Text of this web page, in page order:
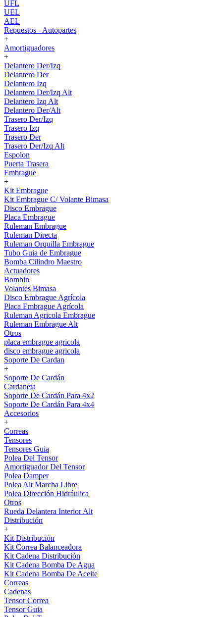
UFL
UEL
AEL
Repuestos - Autopartes
+
Amortiguadores
+
Delantero Der/Izq
Delantero Der
Delantero Izq
Delantero Der/Izq Alt
Delantero Izq Alt
Delantero Der/Alt
Trasero Der/Izq
Trasero Izq
Trasero Der
Trasero Der/Izq Alt
Espolon
Puerta Trasera
Embrague
+
Kit Embrague
Kit Embrague C/ Volante Bimasa
Disco Embrague
Placa Embrague
Ruleman Embrague
Ruleman Directa
Ruleman Orquilla Embrague
Tubo Guia de Embrague
Bomba Cilindro Maestro
Actuadores
Bombin
Volantes Bimasa
Disco Embrague Agrícola
Placa Embrague Agrícola
Ruleman Agricola Embrague
Ruleman Embrague Alt
Otros
placa embrague agricola
disco embrague agricola
Soporte De Cardan
+
Soporte De Cardán
Cardaneta
Soporte De Cardán Para 4x2
Soporte De Cardán Para 4x4
Accesorios
+
Correas
Tensores
Tensores Guia
Polea Del Tensor
Amortiguador Del Tensor
Polea Damper
Polea Alt Marcha Libre
Polea Dirección Hidráulica
Otros
Rueda Delantera Interior Alt
Distribución
+
Kit Distribución
Kit Correa Balanceadora
Kit Cadena Distribución
Kit Cadena Bomba De Agua
Kit Cadena Bomba De Aceite
Correas
Cadenas
Tensor Correa
Tensor Guia